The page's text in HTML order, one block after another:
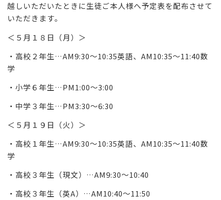
越しいただいたときに生徒ご本人様へ予定表を配布させて
いただきます。
＜５月１８日（月）＞
・高校２年生…AM9:30～10:35英語、AM10:35～11:40数
学
・小学６年生…PM1:00～3:00
・中学３年生…PM3:30～6:30
＜５月１９日（火）＞
・高校１年生…AM9:30～10:35英語、AM10:35～11:40数
学
・高校３年生（現文）…AM9:30～10:40
・高校３年生（英A）…AM10:40～11:50